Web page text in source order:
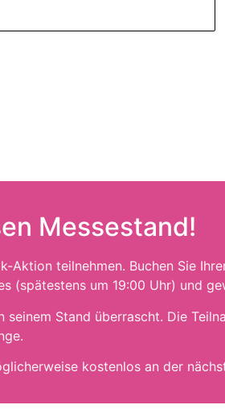
Messestand!
Aktion teilnehmen. Buchen Sie
(spätestens um 19:00 Uhr) und
Stand überrascht. Die
kostenlos an der